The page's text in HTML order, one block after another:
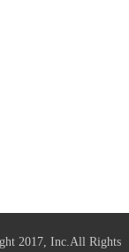
2017, Inc.All Rights